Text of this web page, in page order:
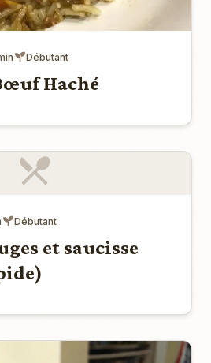
Débutant
Haché
Débutant
et saucisse